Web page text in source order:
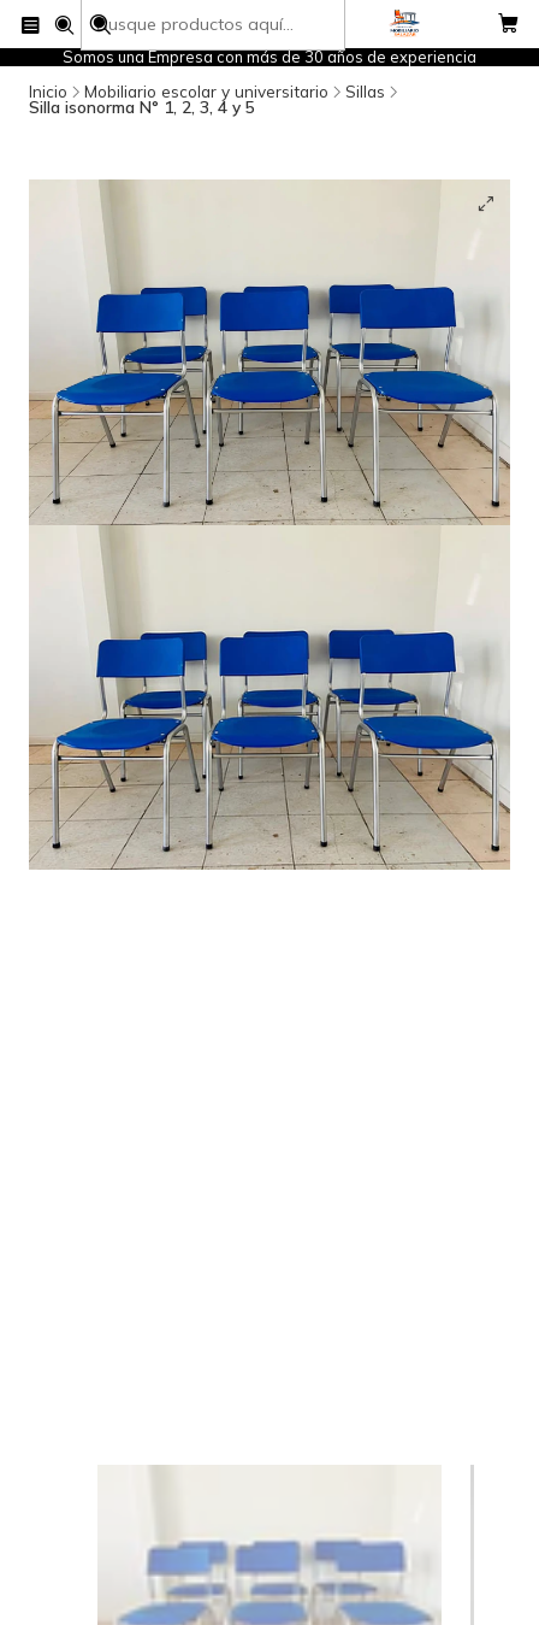
Somos una Empresa con más de 30 años de experiencia
Inicio Mobiliario escolar y universitario Sillas
Silla isonorma N° 1, 2, 3, 4 y 5